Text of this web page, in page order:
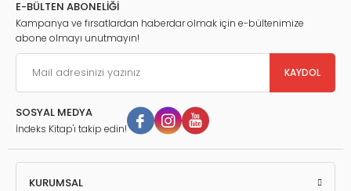
E-BÜLTEN ABONELİĞİ
Kampanya ve fırsatlardan haberdar olmak için e-bültenimize
abone olmayı unutmayın!
KAYDOL
SOSYAL MEDYA
İndeks Kitap'ı takip edin!
KURUMSAL